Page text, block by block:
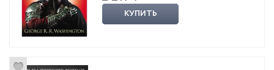
КУПИТЬ